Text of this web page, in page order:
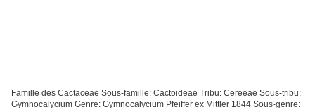
Famille des Cactaceae Sous-famille: Cactoideae Tribu: Cereeae Sous-tribu:
Gymnocalycium Genre: Gymnocalycium Pfeiffer ex Mittler 1844 Sous-genre: